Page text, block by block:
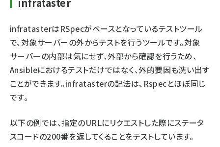
infratasterはRSpecがベースとなっているテストツール
で、対象サーバーの外からテストを行うツールです。対象
サーバーの内部は気にせず、外部から確認を行うため、
Ansibleにおけるテストだけではなく、外的要因も洗い出す
ことができます。infratasterの記法は、Rspecとほぼ同じ
です。
以下の例では、指定のURLにリクエストした際にステータ
スコードの200番を返してくることをテストしています。